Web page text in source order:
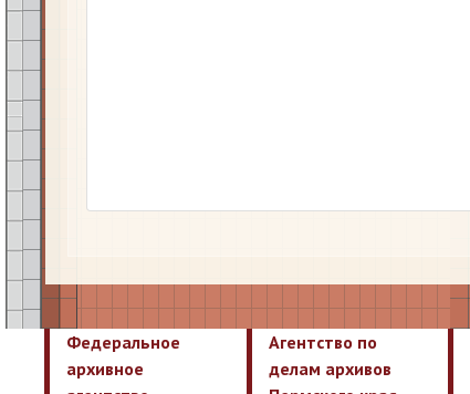
Федеральное
архивное
Агентство по
делам архивов